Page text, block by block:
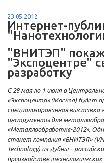
23.05.2012
Интернет-
"ВНИТЭП"
"Экспоцентре"
разработку
С 28 мая по 1 июня в
«Экспоцентр» (Москва) будет
специализированная выставка
инструменты для
«Металлообработка-2012».
станет компания «ВНИТЭП»
Technology) из Дубны –
производстве технологических